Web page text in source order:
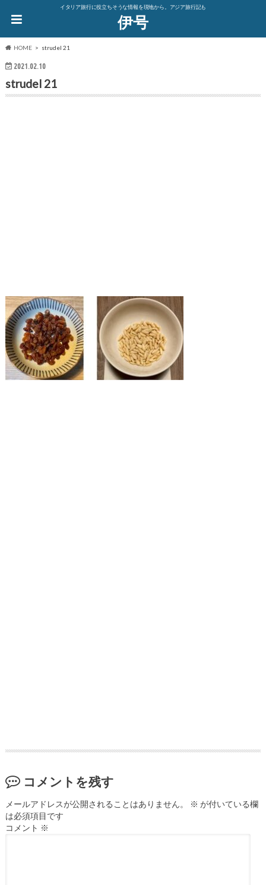
イタリア旅行に役立ちそうな情報を現地から。アジア旅行記も
伊号
HOME strudel 21
2021.02.10
strudel 21
コメントを残す
メールアドレスが公開されることはありません。 ※ が付いている欄
は必須項目です
コメント ※